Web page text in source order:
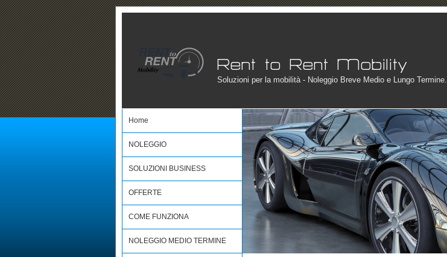
Soluzioni per la mobilità - Noleggio Breve Medio e Lungo Termine.
Home
NOLEGGIO
SOLUZIONI BUSINESS
OFFERTE
COME FUNZIONA
NOLEGGIO MEDIO TERMINE